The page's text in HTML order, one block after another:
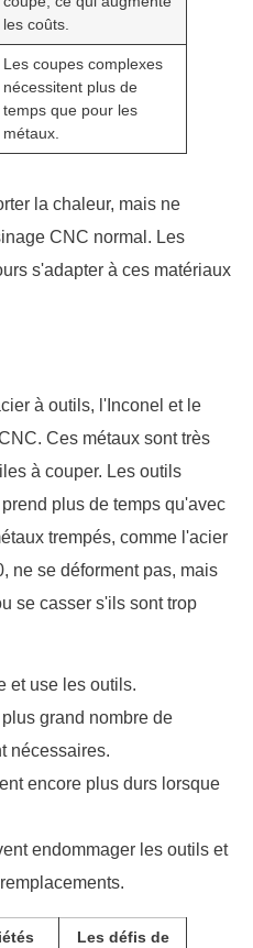
les coûts.
Les coupes complexes
nécessitent plus de
temps que pour les
métaux.
la chaleur, mais ne
CNC normal. Les
s'adapter à ces matériaux
à outils, l'Inconel et le
Ces métaux sont très
à couper. Les outils
plus de temps qu'avec
trempés, comme l'acier
ne se déforment pas, mais
se casser s'ils sont trop
et use les outils.
grand nombre de
nécessaires.
encore plus durs lorsque
endommager les outils et
Les défis de